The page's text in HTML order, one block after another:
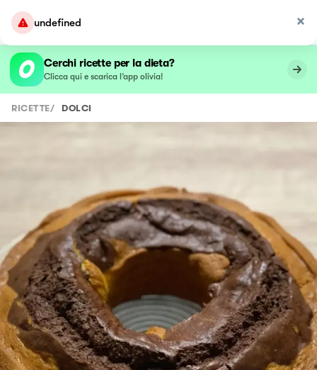
undefined
Cerchi ricette per la dieta?
Clicca qui e scarica l’app olivia!
RICETTE/ DOLCI